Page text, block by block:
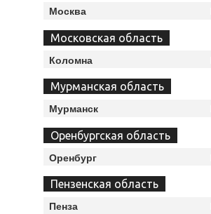
Москва
Московская область
Коломна
Мурманская область
Мурманск
Оренбургская область
Оренбург
Пензенская область
Пенза